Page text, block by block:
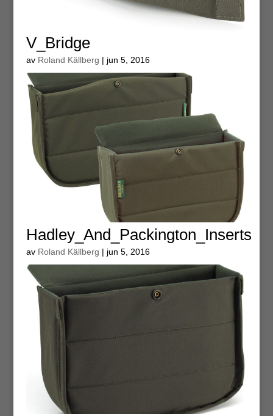
V_Bridge
av Roland Källberg | jun 5, 2016
Hadley_And_Packington_Inserts
av Roland Källberg | jun 5, 2016